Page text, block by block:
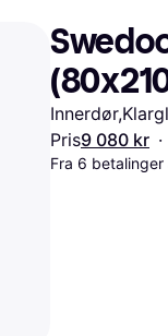
Betal nå
Betal i 3
Betal innen
Finansiering
Vipps
Pris9 080 kr ·
Fra 6 betalinger